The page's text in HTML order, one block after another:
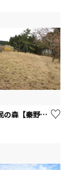
表丹沢県民の森【秦野市】